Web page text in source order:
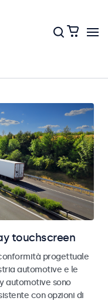
touchscreen
progettuale
automotive e le
automotive sono
con opzioni di